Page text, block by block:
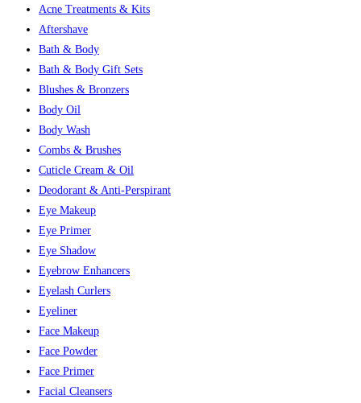
Acne Treatments & Kits
Aftershave
Bath & Body
Bath & Body Gift Sets
Blushes & Bronzers
Body Oil
Body Wash
Combs & Brushes
Cuticle Cream & Oil
Deodorant & Anti-Perspirant
Eye Makeup
Eye Primer
Eye Shadow
Eyebrow Enhancers
Eyelash Curlers
Eyeliner
Face Makeup
Face Powder
Face Primer
Facial Cleansers